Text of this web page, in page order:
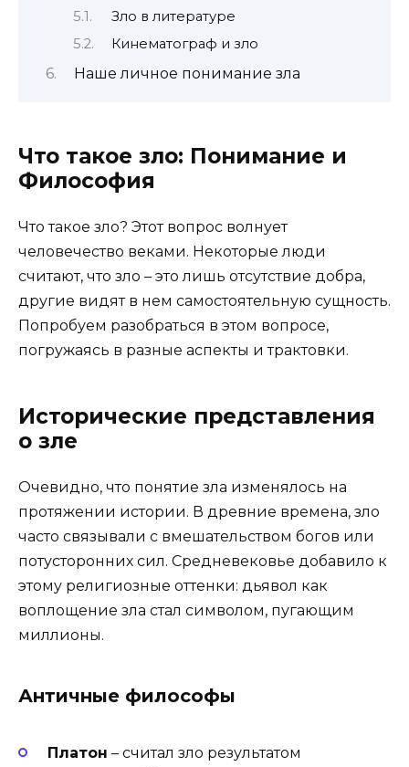
Зло в литературе
Кинематограф и зло
Наше личное понимание зла
Что такое зло: Понимание и
Философия
Что такое зло? Этот вопрос волнует
человечество веками. Некоторые люди
считают, что зло – это лишь отсутствие добра,
другие видят в нем самостоятельную сущность.
Попробуем разобраться в этом вопросе,
погружаясь в разные аспекты и трактовки.
Исторические представления
о зле
Очевидно, что понятие зла изменялось на
протяжении истории. В древние времена, зло
часто связывали с вмешательством богов или
потусторонних сил. Средневековье добавило к
этому религиозные оттенки: дьявол как
воплощение зла стал символом, пугающим
миллионы.
Античные философы
Платон – считал зло результатом